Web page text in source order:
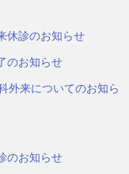
休診のお知らせ
のお知らせ
外来についてのお知ら
のお知らせ